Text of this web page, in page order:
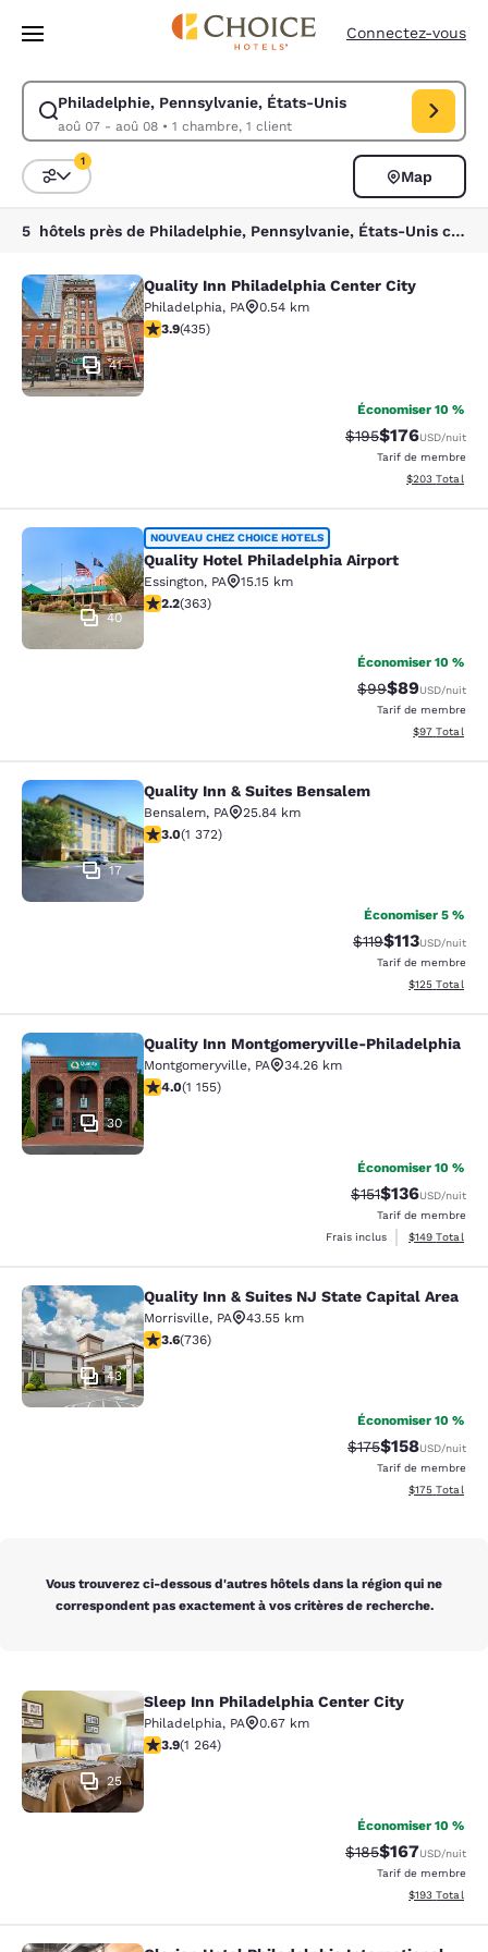
Passer à Contenu Principal
Connectez-vous
Philadelphie, Pennsylvanie, États-Unis
aoû 07 - aoû 08• 1 chambre, 1 client
Modifiez la recherche pour Philadelphie, Pennsylvanie, États-Unis.
Trier et filtrer
1
Map
5 hôtels près de Philadelphie, Pennsylvanie, États-Unis correspondant à vos filtres
Quality Inn Philadelphia Center City
41
Quality Inn Philadelphia Center City
Philadelphia, PA
0.54 km
3.87 étoiles. Bien. 435 commentaires
3.9(435)
Économiser 10 %
Tarif barré :
$195Tarif réduit :
$176USD/nuit
Tarif de membre
Afficher les
$203 Total
Quality Hotel Philadelphia Airport
40
NOUVEAU CHEZ CHOICE HOTELS
Quality Hotel Philadelphia Airport
Essington, PA
15.15 km
2.23 étoiles. Moyen. 363 commentaires
2.2(363)
Économiser 10 %
Tarif barré :
$99Tarif réduit :
$89USD/nuit
Tarif de membre
Afficher les
$97 Total
Quality Inn & Suites Bensalem
17
Quality Inn & Suites Bensalem
Bensalem, PA
25.84 km
3.03 étoiles. Moyen. 1372 commentaires
3.0(1 372)
Économiser 5 %
Tarif barré :
$119Tarif réduit :
$113USD/nuit
Tarif de membre
Afficher les
$125 Total
Quality Inn Montgomeryville-
30
Quality Inn Montgomeryville-Philadelphia
Montgomeryville, PA
34.26 km
4.03 étoiles. Très bon. 1155 commentaires
4.0(1 155)
Économiser 10 %
Tarif barré :
$151Tarif réduit :
$136USD/nuit
Tarif de membre
Frais inclus
Afficher les
$149 Total
Quality Inn & Suites NJ State
43
Quality Inn & Suites NJ State Capital Area
Morrisville, PA
43.55 km
3.62 étoiles. Bien. 736 commentaires
3.6(736)
Économiser 10 %
Tarif barré :
$175Tarif réduit :
$158USD/nuit
Tarif de membre
Afficher les
$175 Total
Vous trouverez ci-dessous d'autres hôtels dans la région qui ne
correspondent pas exactement à vos critères de recherche.
Sleep Inn Philadelphia Center City
25
Sleep Inn Philadelphia Center City
Philadelphia, PA
0.67 km
3.86 étoiles. Bien. 1264 commentaires
3.9(1 264)
Économiser 10 %
Tarif barré :
$185Tarif réduit :
$167USD/nuit
Tarif de membre
Afficher les
$193 Total